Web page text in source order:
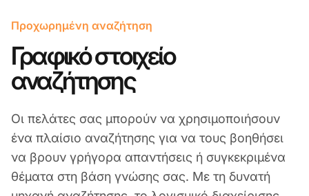
Προχωρημένη αναζήτηση
Γραφικό στοιχείο
αναζήτησης
Οι πελάτες σας μπορούν να χρησιμοποιήσουν
ένα πλαίσιο αναζήτησης για να τους βοηθήσει
να βρουν γρήγορα απαντήσεις ή συγκεκριμένα
θέματα στη βάση γνώσης σας. Με τη δυνατή